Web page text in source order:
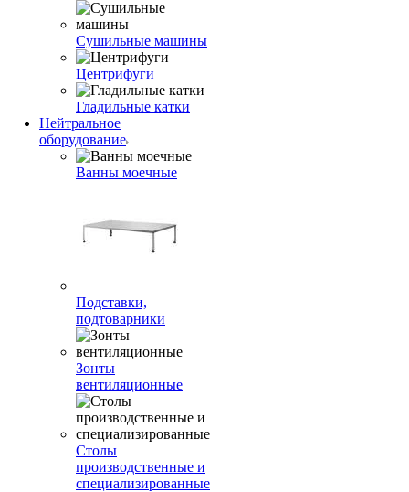
Сушильные машины
Центрифуги
Гладильные катки
Нейтральное
оборудование
Ванны моечные
Подставки,
подтоварники
Зонты
вентиляционные
Столы
производственные и
специализированные